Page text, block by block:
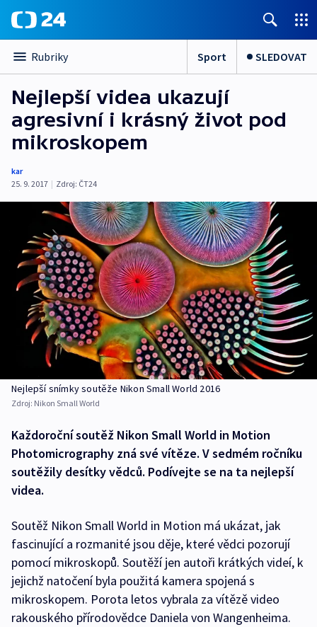
Rubriky Sport SLEDOVAT
Nejlepší videa ukazují
agresivní i krásný život pod
mikroskopem
kar
25. 9. 2017 | Zdroj: ČT24
Nejlepší snímky soutěže Nikon Small World 2016
Zdroj: Nikon Small World
Každoroční soutěž Nikon Small World in Motion
Photomicrography zná své vítěze. V sedmém ročníku
soutěžily desítky vědců. Podívejte se na ta nejlepší
videa.
Soutěž Nikon Small World in Motion má ukázat, jak
fascinující a rozmanité jsou děje, které vědci pozorují
pomocí mikroskopů. Soutěží jen autoři krátkých videí, k
jejichž natočení byla použitá kamera spojená s
mikroskopem. Porota letos vybrala za vítězě video
rakouského přírodovědce Daniela von Wangenheima.